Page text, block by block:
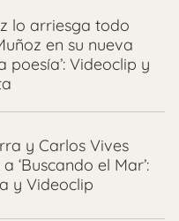
lo arriesga todo
en su nueva
poesía’: Videoclip y
y Carlos Vives
‘Buscando el Mar’:
y Videoclip